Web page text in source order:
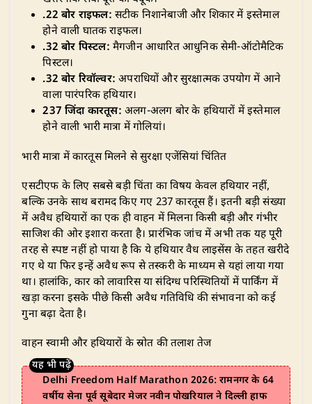
.22 बोर राइफल: सटीक निशानेबाजी और शिकार में इस्तेमाल
होने वाली घातक राइफल।
.32 बोर पिस्टल: मैगजीन आधारित आधुनिक सेमी-ऑटोमैटिक
पिस्टल।
.32 बोर रिवॉल्वर: अपराधियों और सुरक्षात्मक उपयोग में आने
वाला पारंपरिक हथियार।
237 जिंदा कारतूस: अलग-अलग बोर के हथियारों में इस्तेमाल
होने वाली भारी मात्रा में गोलियां।
​भारी मात्रा में कारतूस मिलने से सुरक्षा एजेंसियां चिंतित
​एसटीएफ के लिए सबसे बड़ी चिंता का विषय केवल हथियार नहीं,
बल्कि उनके साथ बरामद किए गए 237 कारतूस हैं। इतनी बड़ी संख्या
में अवैध हथियारों का एक ही वाहन में मिलना किसी बड़ी और गंभीर
साजिश की ओर इशारा करता है। प्रारंभिक जांच में अभी तक यह पूरी
तरह से स्पष्ट नहीं हो पाया है कि ये हथियार वैध लाइसेंस के तहत खरीदे
गए थे या फिर इन्हें अवैध रूप से तस्करी के माध्यम से यहां लाया गया
था। हालांकि, कार को लावारिस या संदिग्ध परिस्थितियों में पार्किंग में
खड़ा करना इसके पीछे किसी अवैध गतिविधि की संभावना को कई
गुना बढ़ा देता है।
​वाहन स्वामी और हथियारों के स्रोत की तलाश तेज
Delhi Freedom Half Marathon 2026: रामनगर के 64
वर्षीय सेना पूर्व सूबेदार मेजर नवीन पोखरियाल ने दिल्ली हाफ